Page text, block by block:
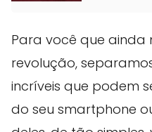
Para você que
revolução,
incríveis que podem
do seu smartphone